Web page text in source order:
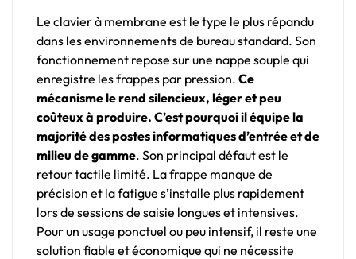
Le clavier à membrane est le type le plus répandu
dans les environnements de bureau standard. Son
fonctionnement repose sur une nappe souple qui
enregistre les frappes par pression. Ce
mécanisme le rend silencieux, léger et peu
coûteux à produire. C’est pourquoi il équipe la
majorité des postes informatiques d’entrée et de
milieu de gamme. Son principal défaut est le
retour tactile limité. La frappe manque de
précision et la fatigue s’installe plus rapidement
lors de sessions de saisie longues et intensives.
Pour un usage ponctuel ou peu intensif, il reste une
solution fiable et économique qui ne nécessite